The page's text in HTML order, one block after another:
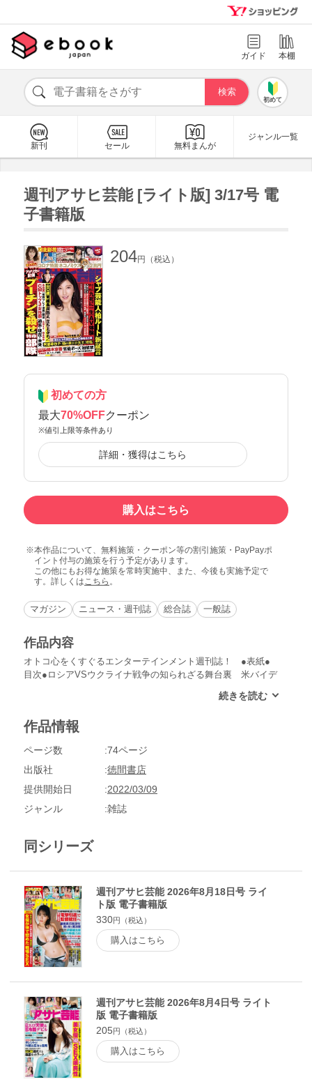
ガイド 本棚
初めて
新刊 セール 無料まんが
ジャンル一覧
週刊アサヒ芸能 [ライト版] 3/17号 電
子書籍版
204円（税込）
初めての方
最大70%OFFクーポン
※値引上限等条件あり
詳細・獲得はこちら
購入はこちら
本作品について、無料施策・クーポン等の割引施策・PayPayポ
イント付与の施策を行う予定があります。
この他にもお得な施策を常時実施中、また、今後も実施予定で
す。詳しくは こちら 。
マガジン ニュース・週刊誌 総合誌 一般誌
作品内容
オトコ心をくすぐるエンターテインメント週刊誌！ ●表紙●
目次●ロシアVSウクライナ戦争の知られざる舞台裏 米バイデ
「プーチンを暗殺せよ！」特命部隊を闇配備●若手「成長株」
〈春〉で判明した「お宝セクシー株」15 石原さとみ エッ！
グ戦略 鈴木京香「変則体位トレ」で五十路エロス爆発●百発
百中タロット占いで丸裸 女性器プロファイル「ＣＭトップ
は「複数プレイ凌辱」願望あり 広瀬すず「視姦」「スワップ
強要」から純愛への移行は来年 橋本環奈 行列ができる「ワ
ト」の新証言●井筒監督の毒舌ストレート時評 アホか、お前
リー伊藤対談「オフレコ厳禁」 ゲスト アグネス・チャン●ピ
カレスク人生指南 村西とおる 全裸で出直せ！●真説！日本
史傑物伝 ●「それがどうした！弘兼憲史のラクラク処世訓」
●二宮清純スポーツ名勝負 運命の岐路●男の「マネー道場」●
映画/健康●気になるあの本この本●決して声に出して読めない
「たけし金言集」●日本を揺るがした真相初公開 プロレス界
「戦慄の事件簿」裏取材メモ●～昭和を彩った&#20448;たち～
極私的ヤクザ伝●～葬られたダークサイド～プロ野球秘聞裏面
くダネ！●世界の福本豊 プロ野球足攻爆談！●アタマと政治
は使いよう 巷の陳情 突撃調査隊●一攫千金！ 悠々ギャンブル
道～競馬・ボートレース・競輪～●旬のテレビ美女を裸解剖
お天気お姉さんが「めざまし」メインキャスター大抜擢 阿部
華也子「朝の着エロ女王」に君臨する●経済規模はニャンと東
京マラソンの73倍！「ネコノミクス」２兆円がコロナ危機を救
作品情報
ページ数
74ページ
出版社
徳間書店
提供開始日
2022/03/09
ジャンル
雑誌
同シリーズ
週刊アサヒ芸能 2026年8月18日号 ライ
ト版 電子書籍版
330円（税込）
購入はこちら
週刊アサヒ芸能 2026年8月4日号 ライト
版 電子書籍版
205円（税込）
購入はこちら